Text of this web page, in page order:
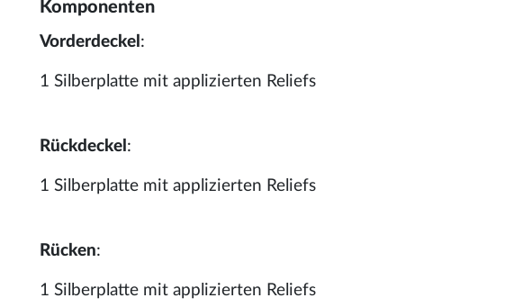
Komponenten
Vorderdeckel :
1 Silberplatte mit applizierten Reliefs
Rückdeckel :
1 Silberplatte mit applizierten Reliefs
Rücken:
1 Silberplatte mit applizierten Reliefs